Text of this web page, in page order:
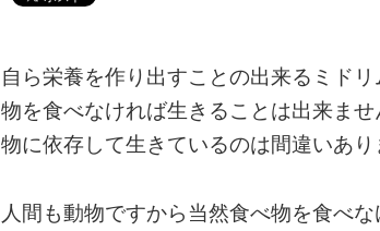
自ら栄養を作り出すことの出来るミド
物を食べなければ生きることは出来ま
物に依存して生きているのは間違いあり
人間も動物ですから当然食べ物を食べ